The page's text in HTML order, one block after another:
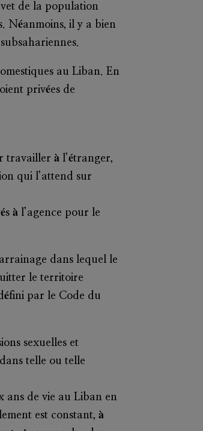
de la population
Néanmoins, il y a bien
au Liban. En
privées de
travailler à l’étranger,
qui l’attend sur
à l’agence pour le
dans lequel le
le territoire
par le Code du
sexuelles et
telle ou telle
ans de vie au Liban en
est constant, à